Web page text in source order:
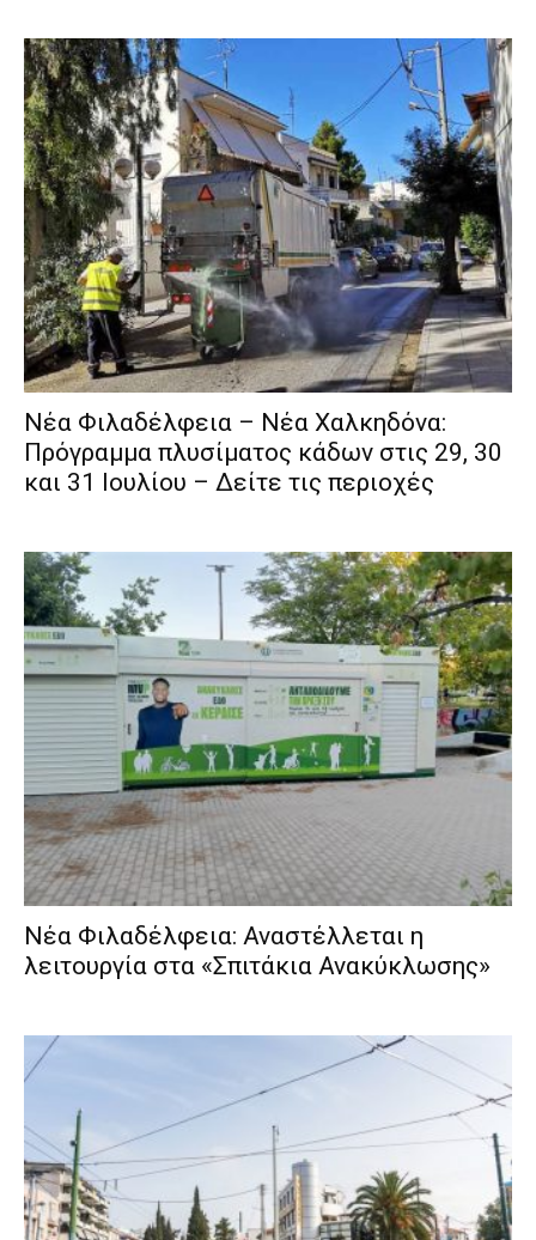
Νέα Φιλαδέλφεια – Νέα Χαλκηδόνα:
Πρόγραμμα πλυσίματος κάδων στις 29, 30
και 31 Ιουλίου – Δείτε τις περιοχές
Νέα Φιλαδέλφεια: Αναστέλλεται η
λειτουργία στα «Σπιτάκια Ανακύκλωσης»